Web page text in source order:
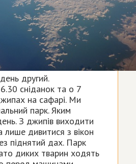
другий.
сніданок та о 7
на сафарі. Ми
парк. Яким
З джипів виходити
дивитися з вікон
піднятий дах. Парк
диких тварин ходять